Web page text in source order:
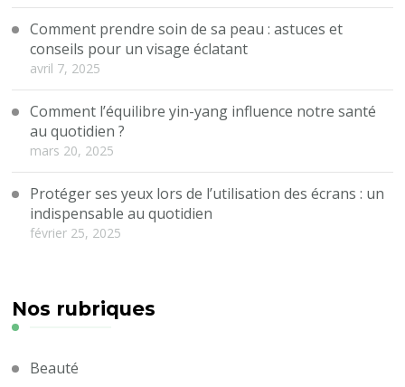
Comment prendre soin de sa peau : astuces et
conseils pour un visage éclatant
avril 7, 2025
Comment l’équilibre yin-yang influence notre santé
au quotidien ?
mars 20, 2025
Protéger ses yeux lors de l’utilisation des écrans : un
indispensable au quotidien
février 25, 2025
Nos rubriques
Beauté